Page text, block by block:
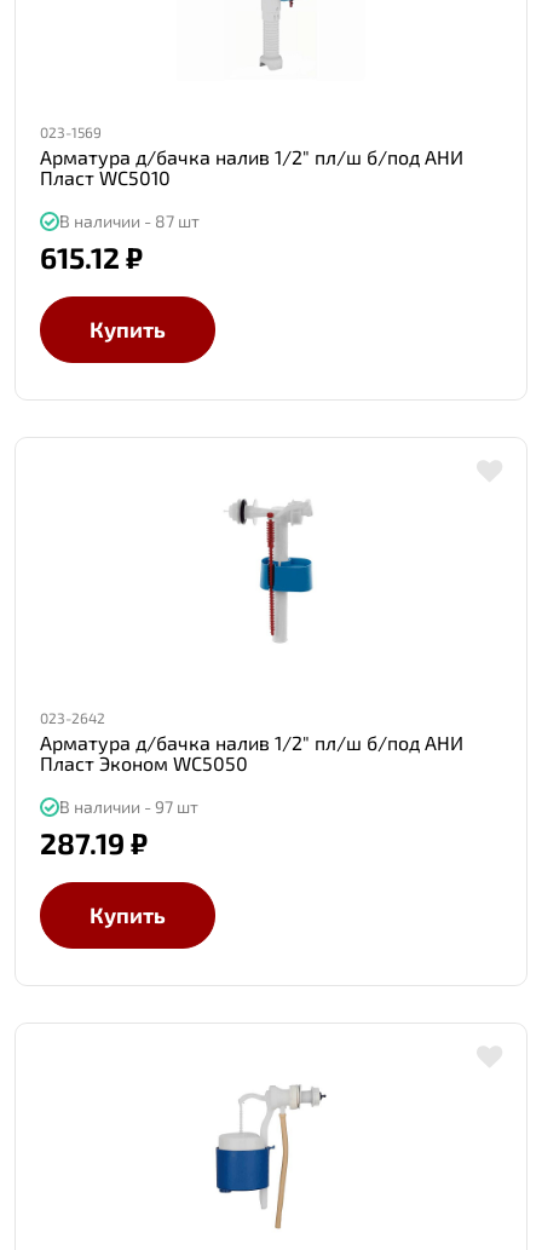
023-1569
Арматура д/бачка налив 1/2" пл/ш б/под АНИ
Пласт WC5010
В наличии - 87 шт
615.12 ₽
Купить
023-2642
Арматура д/бачка налив 1/2" пл/ш б/под АНИ
Пласт Эконом WC5050
В наличии - 97 шт
287.19 ₽
Купить